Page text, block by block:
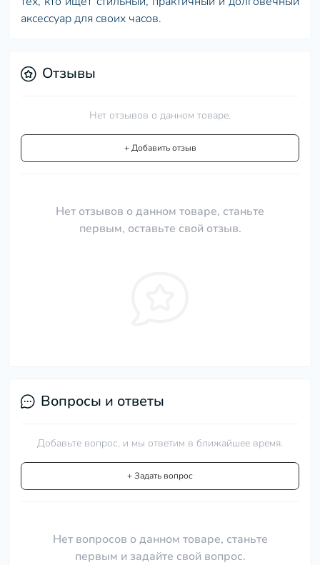
аксессуар для своих часов.
Отзывы
Нет отзывов о данном товаре.
+ Добавить отзыв
Нет отзывов о данном товаре, станьте
первым, оставьте свой отзыв.
Вопросы и ответы
Добавьте вопрос, и мы ответим в ближайшее время.
+ Задать вопрос
Нет вопросов о данном товаре, станьте
первым и задайте свой вопрос.